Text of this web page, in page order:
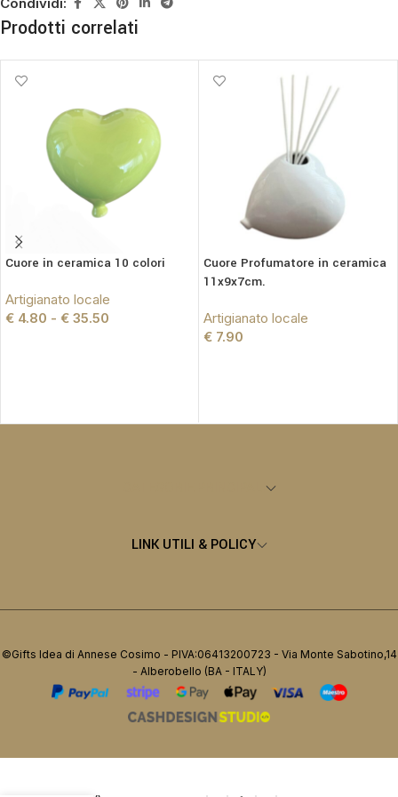
Prodotti correlati
Cuore in ceramica 10 colori
Artigianato locale
€ 4.80 - € 35.50
Cuore Profumatore in ceramica
11x9x7cm.
Artigianato locale
€ 7.90
LINK UTILI & POLICY
©Gifts Idea di Annese Cosimo - PIVA:06413200723 - Via Monte Sabotino,14
- Alberobello (BA - ITALY)